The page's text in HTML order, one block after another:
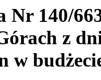
Nr 140/
z
w